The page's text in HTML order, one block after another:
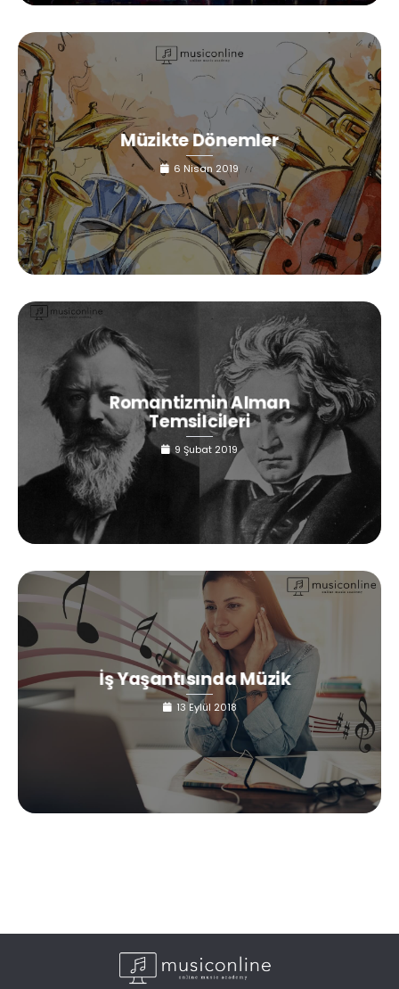
Müzikte Dönemler
6 Nisan 2019
Romantizmin Alman
Temsilcileri
9 Şubat 2019
İş Yaşantısında Müzik
13 Eylül 2018